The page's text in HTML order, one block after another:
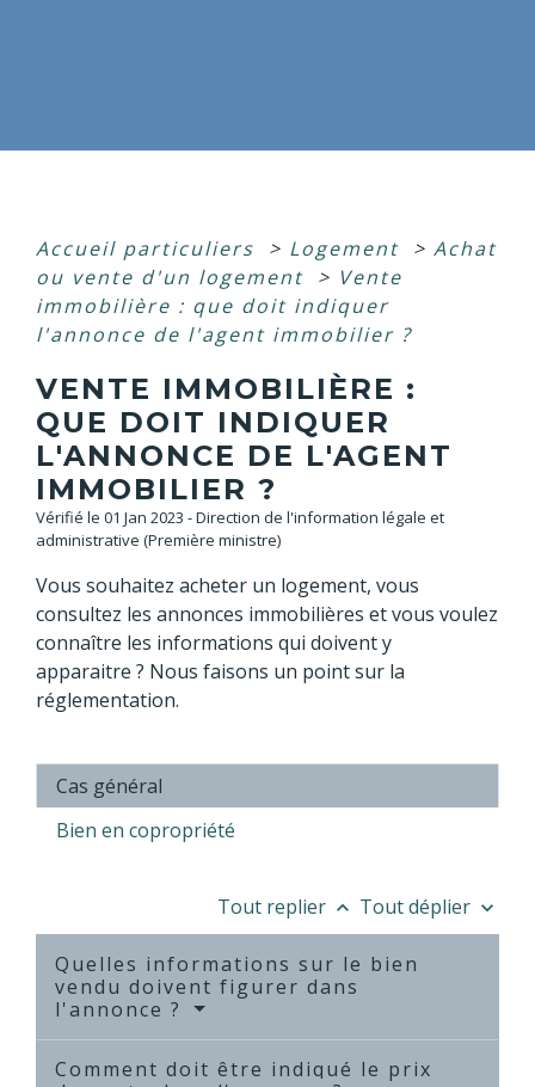
Accueil particuliers > Logement > Achat
ou vente d'un logement > Vente
immobilière : que doit indiquer
l'annonce de l'agent immobilier ?
VENTE IMMOBILIÈRE :
QUE DOIT INDIQUER
L'ANNONCE DE L'AGENT
IMMOBILIER ?
Vérifié le 01 Jan 2023 - Direction de l'information légale et
administrative (Première ministre)
Vous souhaitez acheter un logement, vous
consultez les annonces immobilières et vous voulez
connaître les informations qui doivent y
apparaitre ? Nous faisons un point sur la
réglementation.
Cas général
Bien en copropriété
Tout replier keyboard_arrow_up Tout déplier keyboard_arrow_down
Quelles informations sur le bien
vendu doivent figurer dans
l'annonce ?
Comment doit être indiqué le prix